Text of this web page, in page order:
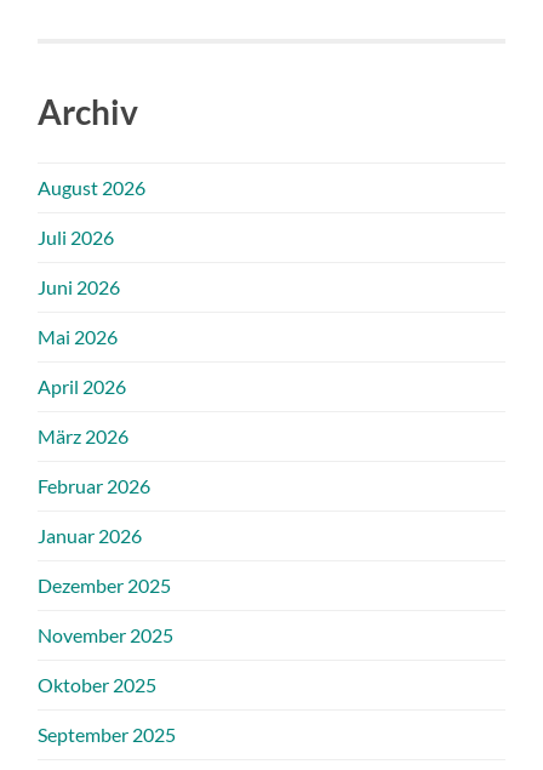
Archiv
August 2026
Juli 2026
Juni 2026
Mai 2026
April 2026
März 2026
Februar 2026
Januar 2026
Dezember 2025
November 2025
Oktober 2025
September 2025